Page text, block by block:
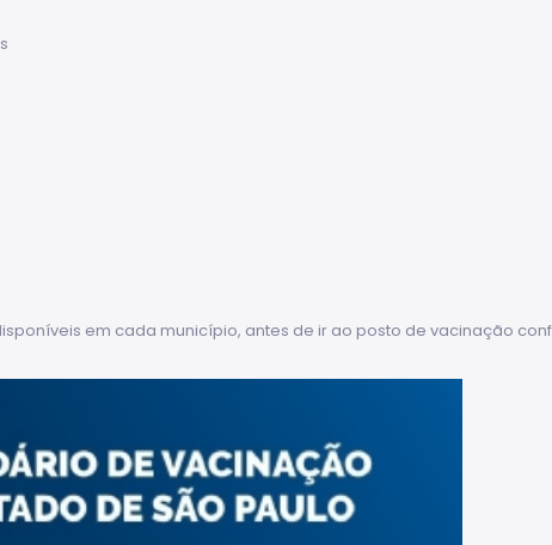
em cada município, antes de ir ao posto de vacinação